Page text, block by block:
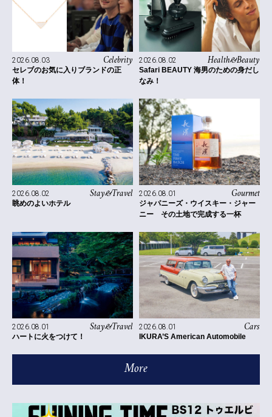
Celebrity
2026.08.03
セレブのお気に入りブランドの正
体！
Health&Beauty
2026.08.02
Safari BEAUTY 海男のための身だし
なみ！
Stay&Travel
2026.08.02
眺めのよいホテル
Gourmet
2026.08.01
ジャパニーズ・ウイスキー・ジャー
ニー その土地で完成する一杯
Stay&Travel
2026.08.01
ハートに火をつけて！
Cars
2026.08.01
IKURA’S American Automobile
More